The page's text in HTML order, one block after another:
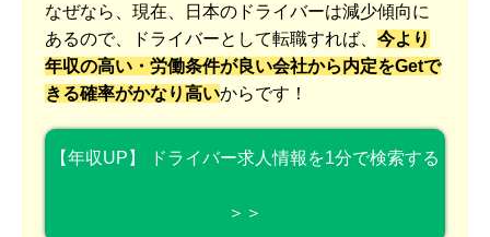
なぜなら、現在、日本のドライバーは減少傾向に
あるので、ドライバーとして転職すれば、 今より
年収の高い・労働条件が良い会社から内定をGetで
きる確率がかなり高いからです！
【年収UP】 ドライバー求人情報を1分で検索する
＞＞